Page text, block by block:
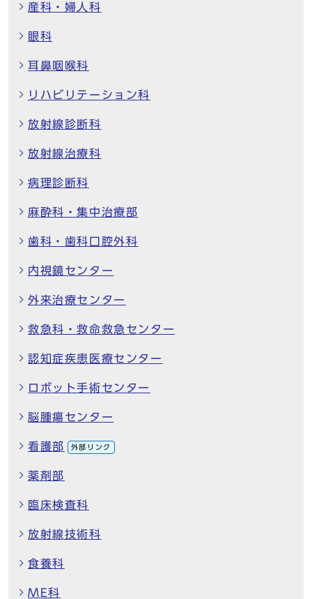
産科・婦人科
眼科
耳鼻咽喉科
リハビリテーション科
放射線診断科
放射線治療科
病理診断科
麻酔科・集中治療部
歯科・歯科口腔外科
内視鏡センター
外来治療センター
救急科・救命救急センター
認知症疾患医療センター
ロボット手術センター
脳腫瘍センター
看護部 外部リンク
薬剤部
臨床検査科
放射線技術科
食養科
ME科